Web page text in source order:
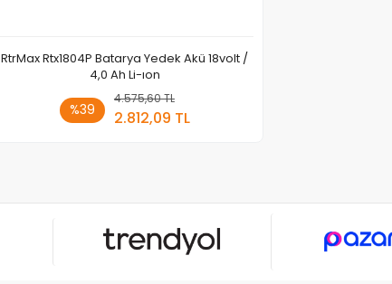
RtrMax Rtx1804P Batarya Yedek Akü 18volt /
4,0 Ah Li-ıon
%39
4.575,60 TL
2.812,09 TL
Stokta Yok